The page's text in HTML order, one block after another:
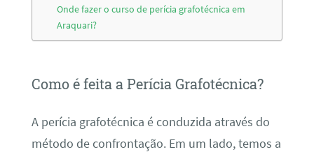
Onde fazer o curso de perícia grafotécnica em
Araquari?
Como é feita a Perícia Grafotécnica?
A perícia grafotécnica é conduzida através do
método de confrontação. Em um lado, temos a